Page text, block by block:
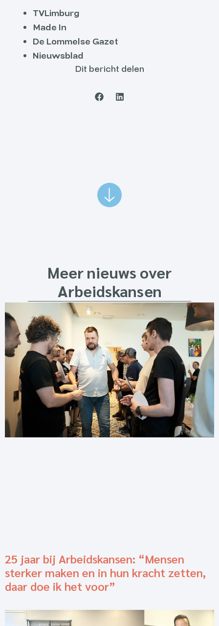
TVLimburg
Made In
De Lommelse Gazet
Nieuwsblad
Dit bericht delen
Meer nieuws over
Arbeidskansen
25 jaar bij Arbeidskansen: “Mensen
sterker maken en in hun kracht zetten,
daar doe ik het voor”